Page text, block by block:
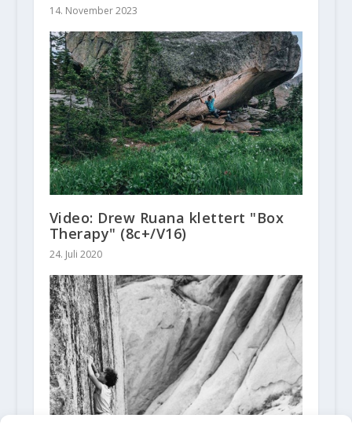
14. November 2023
Video: Drew Ruana klettert "Box
Therapy" (8c+/V16)
24. Juli 2020